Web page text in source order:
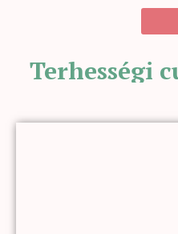
Terhességi